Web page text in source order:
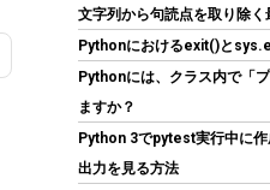
CFD Standard
(54616) GBP
GMT +09:00 時点 -
詳細はこちら
文字列から句読点を取り除く
Pythonにおけるexit()と
Pythonには、クラス内で「
ますか？
Python 3でpytest実行中に作
出力を見る方法